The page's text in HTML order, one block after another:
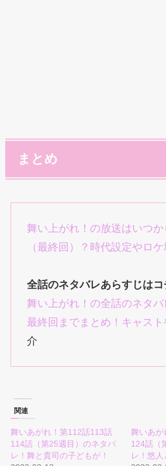
まとめ
舞い上がれ！の放送はいつ
（最終回）？時代設定やロ
全話のネタバレあらすじはコ
舞い上がれ！の全話のネタ
最終回までまとめ！キャス
介
関連
舞いあがれ！第112話113話
114話（第25週目）のネタバ
レ！舞と貴司の子どもが！
舞いあ
124話（
レ！悠人